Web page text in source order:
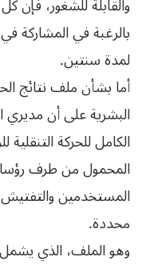
بالرغبة في المشاركة
لمدة سنتين.
أما بشأن ملف نتائج
البشرية على أن مديري
الكامل للحركة
المحمول من طرف
المستخدمين
محددة.
وهو الملف، الذي